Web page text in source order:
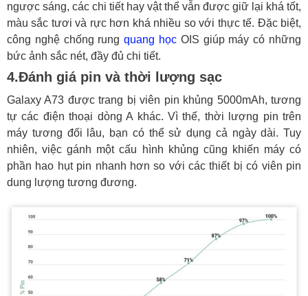
ngược sáng, các chi tiết hay vật thể vẫn được giữ lại khá tốt,
màu sắc tươi và rực hơn khá nhiều so với thực tế. Đặc biệt,
công nghệ chống rungquang học OIS giúp máy có những
bức ảnh sắc nét, đầy đủ chi tiết.
4.Đánh giá pin và thời lượng sạc
Galaxy A73 được trang bị viên pin khủng 5000mAh, tương
tự các điện thoại dòng A khác. Vì thế, thời lượng pin trên
máy tương đối lâu, bạn có thể sử dụng cả ngày dài. Tuy
nhiên, việc gánh một cấu hình khủng cũng khiến máy có
phần hao hụt pin nhanh hơn so với các thiết bị có viên pin
dung lượng tương đương.